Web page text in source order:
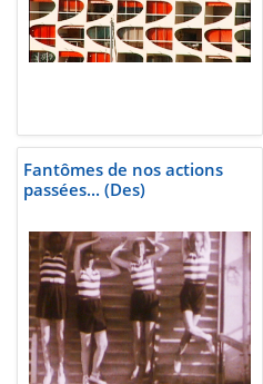
Fantômes de nos actions
passées... (Des)